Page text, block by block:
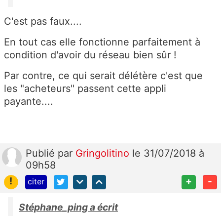
C'est pas faux....
En tout cas elle fonctionne parfaitement à
condition d'avoir du réseau bien sûr !
Par contre, ce qui serait délétère c'est que
les "acheteurs" passent cette appli
payante....
Publié par Gringolitino le 31/07/2018 à
09h58
!
citer + -
Stéphane_ping a écrit